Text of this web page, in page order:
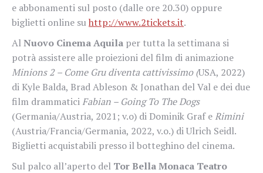
e abbonamenti sul posto (dalle ore 20.30) oppure
biglietti online suhttp://www.2tickets.it.
AlNuovo Cinema Aquila per tutta la settimana si
potrà assistere alle proiezioni del film di animazione
Minions 2 – Come Gru diventa cattivissimo (USA, 2022)
di Kyle Balda, Brad Ableson & Jonathan del Val e dei due
film drammaticiFabian – Going To The Dogs
(Germania/Austria, 2021; v.o) di Dominik Graf eRimini
(Austria/Francia/Germania, 2022, v.o.) di Ulrich Seidl.
Biglietti acquistabili presso il botteghino del cinema.
Sul palco all’aperto del Tor Bella Monaca Teatro